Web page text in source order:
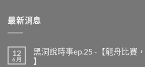
最新消息
12
6 月
黑洞說時事ep.25 -【龍舟比賽
】